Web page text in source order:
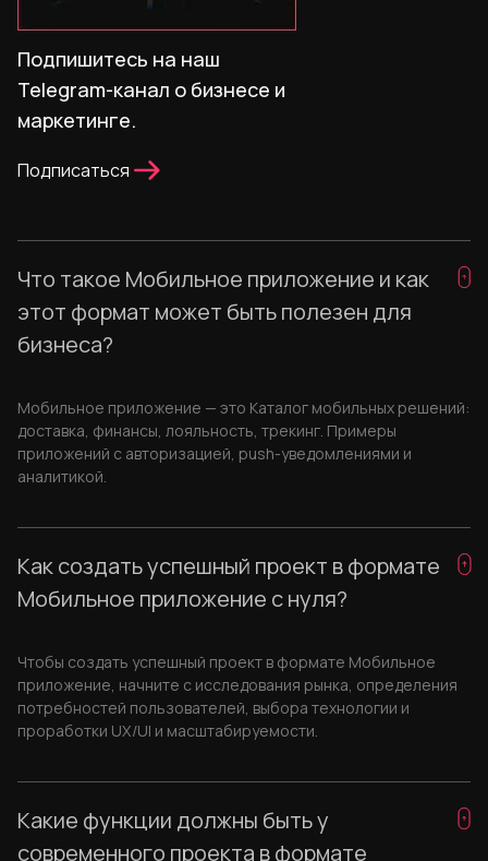
Подпишитесь на наш
Telegram-канал о бизнесе и
маркетинге.
Подписаться
Что такое Мобильное приложение и как
этот формат может быть полезен для
бизнеса?
Мобильное приложение — это Каталог мобильных решений:
доставка, финансы, лояльность, трекинг. Примеры
приложений с авторизацией, push-уведомлениями и
аналитикой.
Как создать успешный проект в формате
Мобильное приложение с нуля?
Чтобы создать успешный проект в формате Мобильное
приложение, начните с исследования рынка, определения
потребностей пользователей, выбора технологии и
проработки UX/UI и масштабируемости.
Какие функции должны быть у
современного проекта в формате